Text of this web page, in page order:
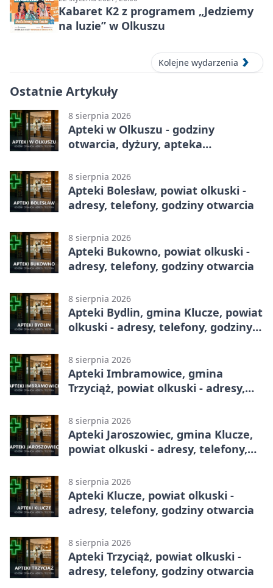
Kabaret K2 z programem „Jedziemy
na luzie” w Olkuszu
Kolejne wydarzenia
Ostatnie Artykuły
8 sierpnia 2026
Apteki w Olkuszu - godziny
otwarcia, dyżury, apteka
8 sierpnia 2026
Apteki Bolesław, powiat olkuski -
adresy, telefony, godziny otwarcia
8 sierpnia 2026
Apteki Bukowno, powiat olkuski -
adresy, telefony, godziny otwarcia
8 sierpnia 2026
Apteki Bydlin, gmina Klucze, powiat
olkuski - adresy, telefony, godziny
8 sierpnia 2026
Apteki Imbramowice, gmina
Trzyciąż, powiat olkuski - adresy,
8 sierpnia 2026
Apteki Jaroszowiec, gmina Klucze,
powiat olkuski - adresy, telefony,
8 sierpnia 2026
Apteki Klucze, powiat olkuski -
adresy, telefony, godziny otwarcia
8 sierpnia 2026
Apteki Trzyciąż, powiat olkuski -
adresy, telefony, godziny otwarcia